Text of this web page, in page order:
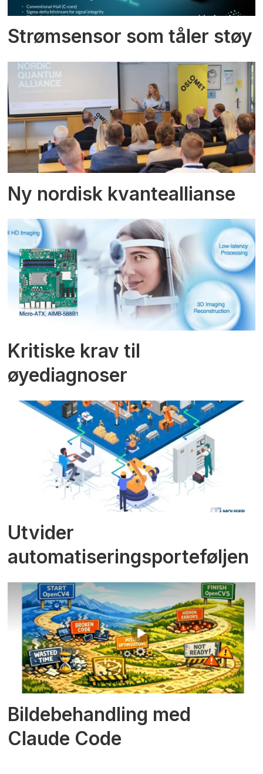
Strømsensor som tåler støy
Ny nordisk kvanteallianse
Kritiske krav til
øyediagnoser
Utvider
automatiseringsporteføljen
Bildebehandling med
Claude Code